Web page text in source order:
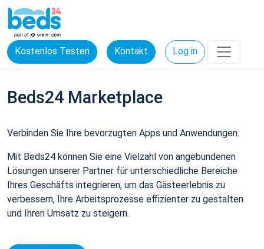
Kostenlos Testen Kontakt Log in
Beds24 Marketplace
Verbinden Sie Ihre bevorzugten Apps und Anwendungen.
Mit Beds24 können Sie eine Vielzahl von angebundenen
Lösungen unserer Partner für unterschiedliche Bereiche
Ihres Geschäfts integrieren, um das Gästeerlebnis zu
verbessern, Ihre Arbeitsprozesse effizienter zu gestalten
und Ihren Umsatz zu steigern.